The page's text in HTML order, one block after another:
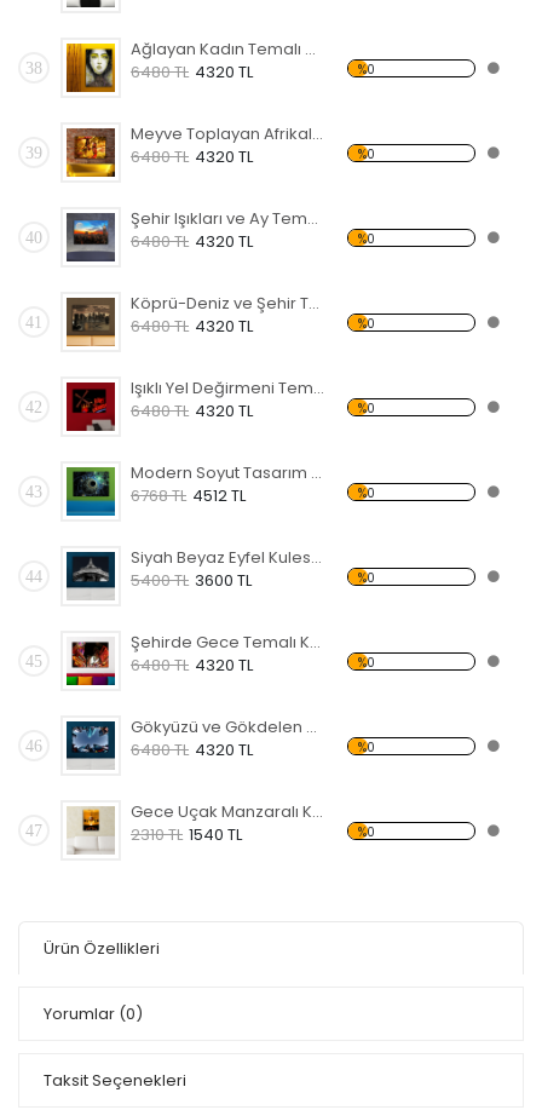
38
Ağlayan Kadın Temalı Kanvas Tablo
6480 TL 4320 TL %0
39
Meyve Toplayan Afrikalı Kadınlar Kanvas Tablo
6480 TL 4320 TL %0
40
Şehir Işıkları ve Ay Temalı Kanvas Tablo
6480 TL 4320 TL %0
41
Köprü-Deniz ve Şehir Temalı Kanvas Tablo
6480 TL 4320 TL %0
42
Işıklı Yel Değirmeni Temalı Kanvas Tablo
6480 TL 4320 TL %0
43
Modern Soyut Tasarım 12 Temalı Kanvas Tablo
6768 TL 4512 TL %0
44
Siyah Beyaz Eyfel Kulesi Temalı Kanvas Tablo
5400 TL 3600 TL %0
45
Şehirde Gece Temalı Kanvas Tablo
6480 TL 4320 TL %0
46
Gökyüzü ve Gökdelen Temalı Kanvas Tablo
6480 TL 4320 TL %0
47
Gece Uçak Manzaralı Kanvas Tablo
2310 TL 1540 TL %0
Ürün Özellikleri
Yorumlar (0)
Taksit Seçenekleri